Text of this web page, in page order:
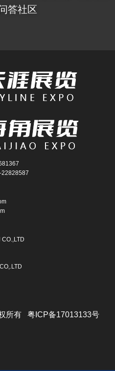
答社区
22828587
所有 粤ICP备17013133号